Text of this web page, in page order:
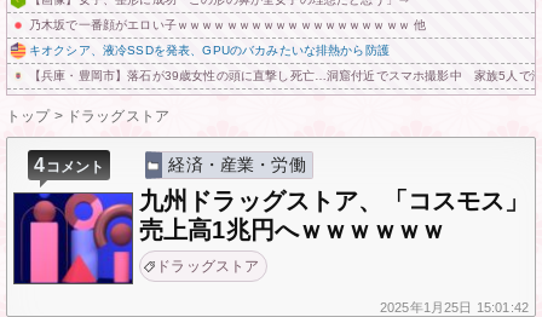
乃木坂で一番顔がエロい子ｗｗｗｗｗｗｗｗｗｗｗｗｗｗｗｗｗｗｗ 他
キオクシア、液冷SSDを発表、GPUのバカみたいな排熱から防護
【兵庫・豊岡市】落石が39歳女性の頭に直撃し死亡…洞窟付近でスマホ撮影中 家族5人で
トップ> ドラッグストア
4コメント 経済・産業・労働
九州ドラッグストア、「コスモス」
売上高1兆円へｗｗｗｗｗｗ
ドラッグストア
2025年1月25日 15:01:42